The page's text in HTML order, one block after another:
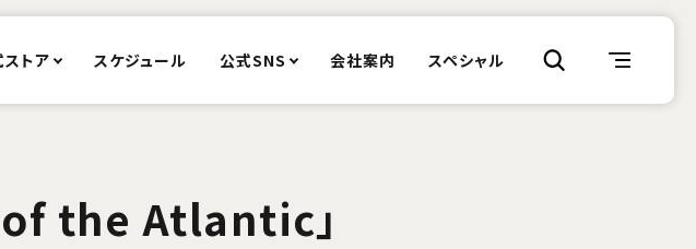
トア スケジュール 公式SNS 会社案内 スペシャル
of the Atlantic」